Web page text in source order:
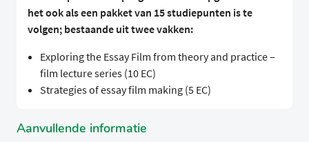
het ook als een pakket van 15 studiepunten is te
volgen; bestaande uit twee vakken:
Exploring the Essay Film from theory and practice –
film lecture series (10 EC)
Strategies of essay film making (5 EC)
Aanvullende informatie